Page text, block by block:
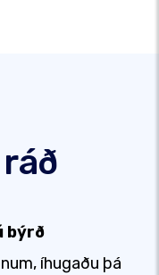
býrð
íhugaðu þá